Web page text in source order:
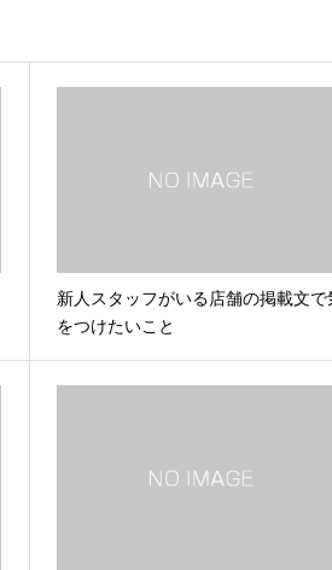
新人スタッフがいる店舗の掲載文で
をつけたいこと